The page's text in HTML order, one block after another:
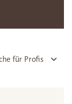
für Profis